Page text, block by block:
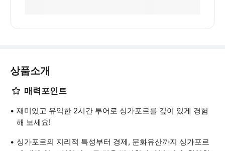
상품소개
매력포인트
재미있고 유익한 2시간 투어로 싱가포르를 깊이 있게 경험
해 보세요!
싱가포르의 지리적 특성부터 경제, 문화유산까지 싱가포르